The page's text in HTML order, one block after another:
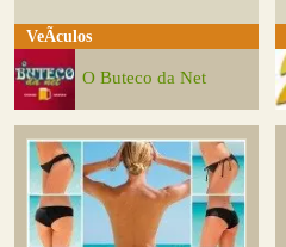
VeÃ­culos
O Buteco da Net